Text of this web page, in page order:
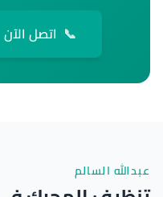
📞 اتصل الآن
عبدالله السالم